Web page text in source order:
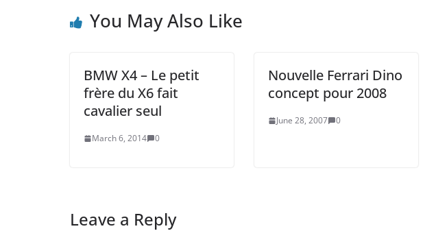
You May Also Like
BMW X4 – Le petit
frère du X6 fait
cavalier seul
March 6, 2014 0
Nouvelle Ferrari Dino
concept pour 2008
June 28, 2007 0
Leave a Reply